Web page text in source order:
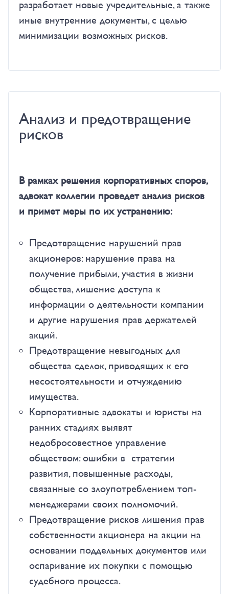
разработает новые учредительные, а также
иные внутренние документы, с целью
минимизации возможных рисков.
Анализ и предотвращение
рисков
В рамках решения корпоративных споров,
адвокат коллегии проведет анализ рисков
и примет меры по их устранению:
Предотвращение нарушений прав
акционеров: нарушение права на
получение прибыли, участия в жизни
общества, лишение доступа к
информации о деятельности компании
и другие нарушения прав держателей
акций.
Предотвращение невыгодных для
общества сделок, приводящих к его
несостоятельности и отчуждению
имущества.
Корпоративные адвокаты и юристы на
ранних стадиях выявят
недобросовестное управление
обществом: ошибки в стратегии
развития, повышенные расходы,
связанные со злоупотреблением топ-
менеджерами своих полномочий.
Предотвращение рисков лишения прав
собственности акционера на акции на
основании поддельных документов или
оспаривание их покупки с помощью
судебного процесса.